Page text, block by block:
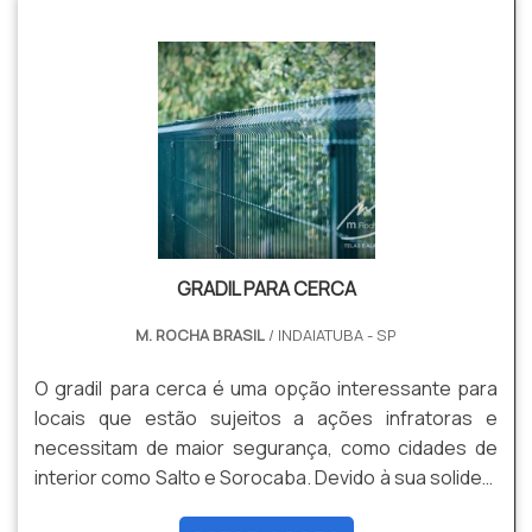
camada de Zinco, e Galvanizadas + Revestimento em
PVC. Dentre suas Vantagens estão: Resistência,
Segurança, Estabilidade, Durabilidade, Versatilidade,
Facilidade de instalação, Entre outros.
GRADIL PARA CERCA
M. ROCHA BRASIL / INDAIATUBA - SP
O gradil para cerca é uma opção interessante para
locais que estão sujeitos a ações infratoras e
necessitam de maior segurança, como cidades de
interior como Salto e Sorocaba. Devido à sua solidez,